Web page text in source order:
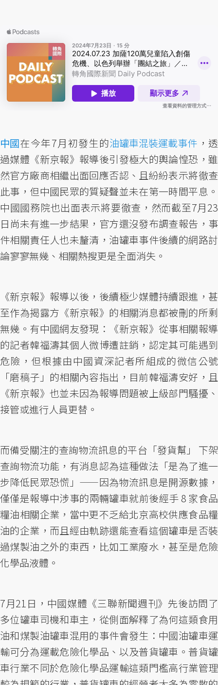
中國在今年7月初發生的油罐車混裝運載事件 ，透
過媒體《新京報》報導後引發極大的輿論惶恐，雖
然官方廠商相繼出面回應否認、且紛紛表示將徹查
此事，但中國民眾的質疑聲並未在第一時間平息。
中國國務院也出面表示將要徹查，然而截至7月23
日尚未有進一步結果，官方還沒發布調查報告，事
件相關責任人也未釐清，油罐車事件後續的網路討
論寥寥無幾、相關熱搜更是全面消失。
《新京報》報導以後，後續極少媒體持續跟進，甚
至作為揭露方《新京報》的相關消息都被刪的所剩
無幾。有中國網友發現：《新京報》從事相關報導
的記者韓福濤其個人微博遭註銷，認定其可能遇到
危險，但根據由中國資深記者所組成的微信公號
「磨稿子」的相關內容指出，目前韓福濤安好，且
《新京報》也並未因為報導問題被上級部門騷擾、
接管或進行人員更替。
而備受關注的查詢物流訊息的平台「發貨幫」 下架
查詢物流功能，有消息認為這種做法「是為了進一
步降低民眾恐慌」——因為物流訊息是開源數據，
僅僅是報導中涉事的兩輛罐車就前後經手 8 家食品
糧油相關企業，當中更不乏給北京高校供應食品糧
油的企業，而且經由軌跡還能查看這個罐車是否裝
過煤製油之外的東西，比如工業廢水，甚至是危險
化學品液體。
7月21日，中國媒體《三聯新聞週刊》先後訪問了
多位罐車司機和車主，從側面解釋了為何這類食用
油和煤製油罐車混用的事件會發生：中國油罐車運
輸可分為運載危險化學品、以及普貨罐車。普貨罐
車行業不同於危險化學品運輸這類門檻高行業管理